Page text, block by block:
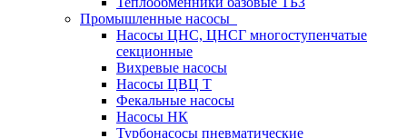
Промышленные насосы
Насосы ЦНС, ЦНСГ многоступенчатые
секционные
Вихревые насосы
Насосы ЦВЦ Т
Фекальные насосы
Насосы НК
Турбонасосы пневматические